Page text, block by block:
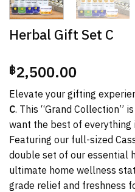
Herbal Gift Set C
฿2,500.00
Elevate your gifting
C. This “Grand Collection”
want the best of everything
Featuring our full-sized
double set of our essential
ultimate home wellness
grade relief and freshness